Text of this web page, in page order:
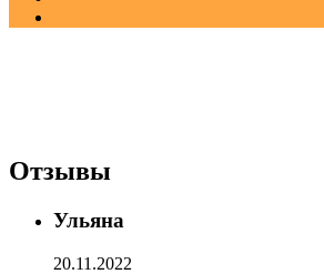
Автошкола Фортуна
Ногинский район, Обухово
Отзывы
Ульяна
20.11.2022